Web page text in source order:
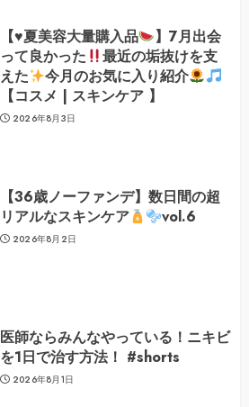
【♥️夏美容大量購入品
】7月出会
って良かった
最近の垢抜けを支
えた
今月のお気に入り紹介
【コスメ | スキンケア 】
2026年8月3日
【36歳ノーファンデ】数日間の超
リアルなスキンケア
vol.6
2026年8月2日
医師ならみんなやっている！ニキビ
を1日で治す方法！ #shorts
2026年8月1日